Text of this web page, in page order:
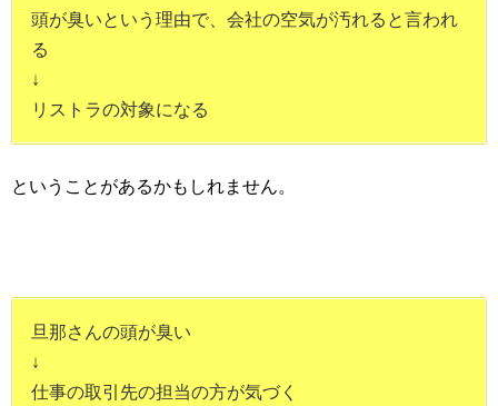
頭が臭いという理由で、会社の空気が汚れると言われ
る
↓
リストラの対象になる
ということがあるかもしれません。
旦那さんの頭が臭い
↓
仕事の取引先の担当の方が気づく